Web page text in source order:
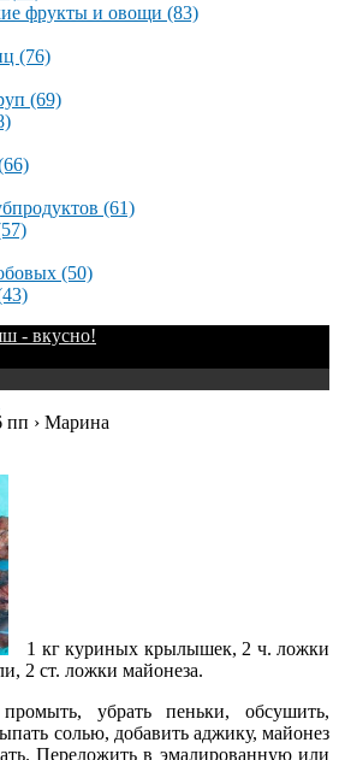
фрукты и овощи (83)
(76)
(69)
(61)
(50)
- вкусно!
пп › Марина
1 кг куриных крылышек, 2 ч. ложки
2 ст. ложки майонеза.
убрать пеньки, обсушить,
солью, добавить аджику, майонез
Переложить в эмалированную или